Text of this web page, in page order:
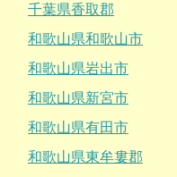
千葉県香取郡
和歌山県和歌山市
和歌山県岩出市
和歌山県新宮市
和歌山県有田市
和歌山県東牟婁郡